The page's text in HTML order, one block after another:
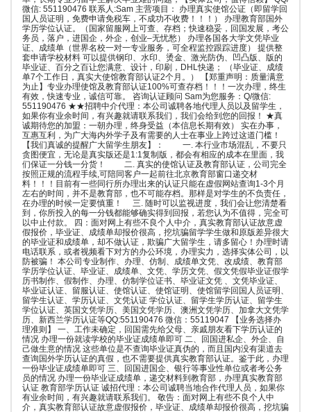
微信: 551190476 联系人:Sam 主营项目： 办理真实使馆公证（即留学回
国人员证明，免费申请免税车，不成功不收费！！！） 办理教育部国外
学历学位认证。（国家留服网上可查、存档；快速稳妥，回国发展，考公
务员，落户，进国企，外企，创业–无忧愁） 办理各国各大学文凭毕业
证、成绩单（世界名校一对一专业服务，可全程监控跟踪进度） 提供整
套申请学校材料 可以提供钢印、水印、烫金、激光防伪、凹凸版、版的
毕业证、百分之百让您满意、设计，印刷，DHL快递； （毕业证、成绩
单7个工作日，真实大使馆教育部认证2个月。） 【郑重声明：质量满意
为止】专业办理使馆及教育部认证100%可查存档！！！一次办理，终生
有效，快速专业，诚信可靠。 咨询认证顾问 Sam为您服务：Q/微信:
551190476 ★★招聘中介代理：本公司诚聘各地代理人员以及留学生，
如果你有业余时间，有兴趣就请联系我们，我们会给到您的回报！ ★真
诚期待您的加盟：一朝办理，终身受益（本信息长期有效） 实在办事，
互惠互利，为广大海内外学子及有需要的人士在事业上跨过这道门槛！
【我们真诚的提醒广大留学生朋友】： 一. 本行业市场混乱，不要只
贪图便宜，无论是真实版还是1:1复制版，都会有相应的成本在里面，我
们保证一分钱一分货！ 二. 真实的使馆认证及教育部认证，公司完全
按照正规的流程手续,可陪同客户一起前往北京教育部窗口递交材
料！！！目前有一些同行所办理出来的认证只能在虚假网站查询1-3个月
左右的时间，并不是教育部，也不可能存档。那样是对学生的不负责任，
在办理的时候一定要慎重！ 三. 随时可以监视进度，我们会让您清楚看
到，你所投入的每一分钱都能够确实得到回报，若您认为不值得，完全可
以中止付款。 四：面对网上有些不良个人中介，真实教育部认证故意虚
假报价，毕业证、成绩单却报价很高，挖坑骗留学学生做和原版差异很大
的毕业证和成绩单，却不做认证，欺骗广大留学生，请多留心！办理时请
电话联系，或者视频看下对方的办公环境，办理实力，选择实体公司，以
防被骗！ 本公司专业制作、办理、仿制、成绩单文凭、改成绩、教育部
学历学位认证、毕业证、成绩单、文凭、学历文凭、假文凭假毕业证假学
历书制作、假制作、办理、仿制学位证书、毕业证文凭 、文凭毕业证、
毕业证认证、留服认证、使馆认证、使馆证明、使馆留学回国人员证明、
留学生认证、学历认证、文凭认证 学位认证、留学生学历认证、留学生
学位认证、英国文凭学历、美国文凭学历、澳洲文凭学历、加拿大文凭学
历、新西兰学历认证等QQ:551190476 微信：55119047 【业务选择办
理准则】 一、工作未确定，回国需先给父母、亲戚朋友看下学历认证的
情况 办理一份就读学校的毕业证成绩单即可 二、回国进私企、外企、自
己做生意的情况 这些单位是不查询毕业证真伪的，而且国内没有渠道去
查询国外学历认证的真假，也不需要提供真实教育部认证。鉴于此，办理
一份毕业证成绩单即可 三、回国进国企、银行等事业性单位或者考公务
员的情况 办理一份毕业证成绩单，递交材料到教育部，办理真实教育部
认证 教育部学历认证 诚招代理：本公司诚聘当地合作代理人员，如果你
有业余时间，有兴趣就请联系我们。 敬告：面对网上有些不良个人中
介，真实教育部认证故意虚假报价，毕业证、成绩单却报价很高，挖坑骗